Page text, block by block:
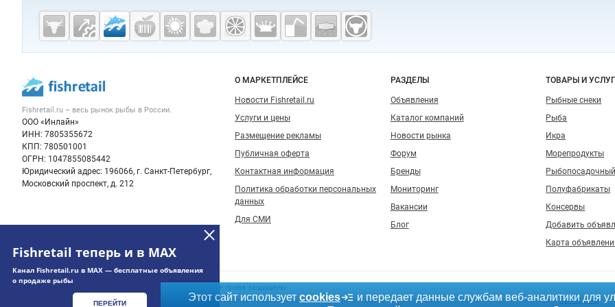
Fishretail теперь и в MAX
Канал Fishretail.ru в MAX — бесплатные объявления
о продаже рыбы
ПЕРЕЙТИ
Fishretail.ru —
рыба,
Fishretail.ru – весь рынок рыбы в России.
ООО «Инлайн»
ИНН: 7805355672
КПП: 780501001
ОГРН: 1047855085442
Юридический адрес: 196066, г. Санкт-Петербург,
Московский проспект, д. 212
О МАРКЕТПЛЕЙСЕ
Новости Fishretail.ru
Услуги и цены
Размещение рекламы
Публичная оферта
Контактная информация
Политика обработки персональных
данных
Для СМИ
РАЗДЕЛЫ
Объявления
Каталог компаний
Новости рынка
Форум
Бренды
Мониторинг
Вакансии
Блог
ТОВАРЫ И
Рыбные снеки
Рыба
Икра
Морепродукты
Полуфабрикаты
Консервы
Добавить
Карта
© 2006‑2026 ООО “Инлайн”. 12+ Все права защищены.
Использование информации, размещенной на данном сайте, допускается только при размещении активной гиперссылки на сайт fishretail.ru
Этот сайт используетcookies
и передает данные службам веб-аналитики для